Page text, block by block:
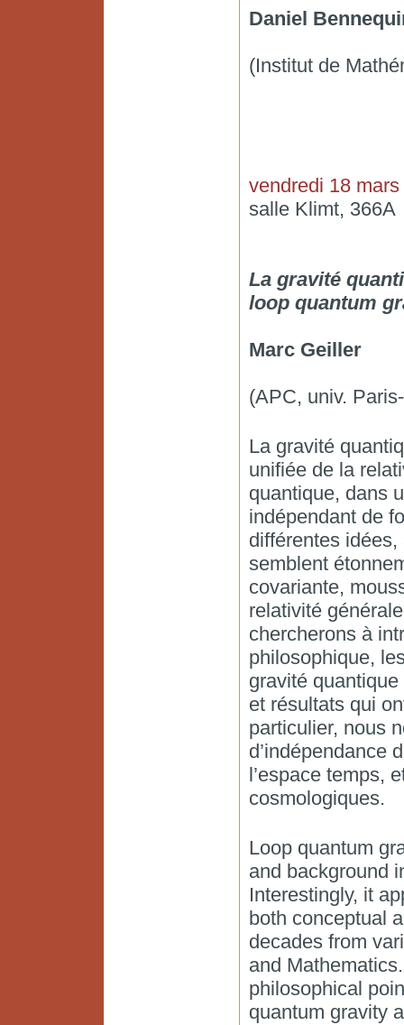
Daniel
(Institut de
vendredi 18 mars
salle Klimt, 366A
La gravité
loop quantum
Marc Geiller
(APC, univ.
La gravité
unifiée de la
quantique, dans
indépendant de
différentes
semblent
covariante,
relativité
chercherons à
philosophique,
gravité
et résultats qui
particulier, nous
d’indépendance
l’espace temps,
cosmologiques.
Loop quantum
and background
Interestingly, it
both conceptual
decades from
and
philosophical
quantum gravity